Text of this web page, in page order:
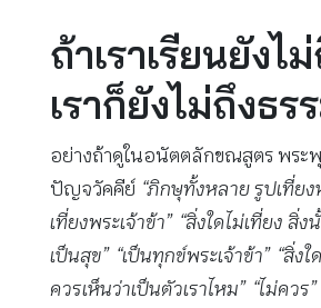
ถ้าเราเรียนยังไ
เราก็ยังไม่ถึงธร
อย่างถ้าดูในอนัตตลักขณสูตร พระ
ปัญจวัคคีย์ “ภิกษุทั้งหลาย รูปเที่ยง
เที่ยงพระเจ้าข้า” “สิ่งใดไม่เที่ยง สิ่
เป็นสุข” “เป็นทุกข์พระเจ้าข้า” “สิ่ง
ควรเห็นว่าเป็นตัวเราไหม” “ไม่ควร”